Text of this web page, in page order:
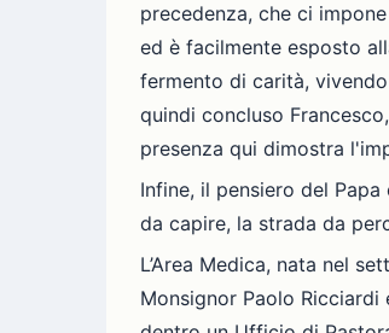
precedenza, che ci
ed è facilmente esposto
fermento di carità,
quindi concluso
presenza qui dimostra
Infine, il pensiero del
da capire, la strada da
L’Area Medica, nata nel
Monsignor Paolo